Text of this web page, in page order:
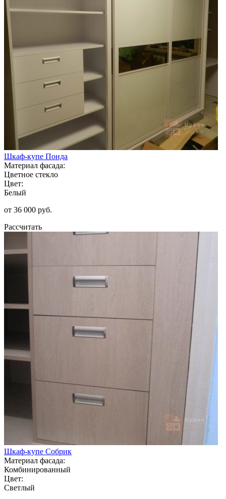
Шкаф-купе Понда
Материал фасада:
Цветное стекло
Цвет:
Белый
от 36 000 руб.
Рассчитать
Шкаф-купе Собрик
Материал фасада:
Комбинированный
Цвет:
Светлый